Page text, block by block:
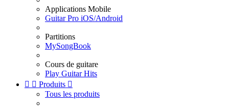
Applications Mobile
Guitar Pro iOS/Android
Partitions
MySongBook
Cours de guitare
Play Guitar Hits
  Produits 
Tous les produits